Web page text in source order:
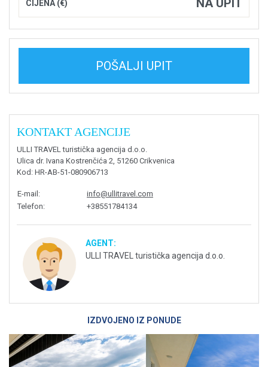
CIJENA (€) NA UPIT
POŠALJI UPIT
KONTAKT AGENCIJE
ULLI TRAVEL turistička agencija d.o.o.
Ulica dr. Ivana Kostrenčića 2, 51260 Crikvenica
Kod : HR-AB-51-080906713
E-mail :
info@ullitravel.com
Telefon: +38551784134
AGENT:
ULLI TRAVEL turistička agencija d.o.o.
IZDVOJENO IZ PONUDE